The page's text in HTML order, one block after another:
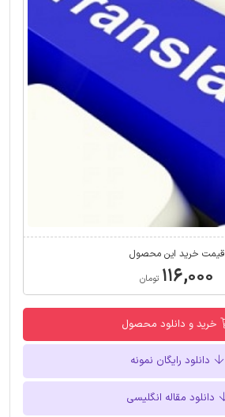
قیمت خرید این محصول
۱۱۶,۰۰۰ تومان
خرید و دانلود محصول
دانلود رایگان نمونه
دانلود مقاله انگلیسی